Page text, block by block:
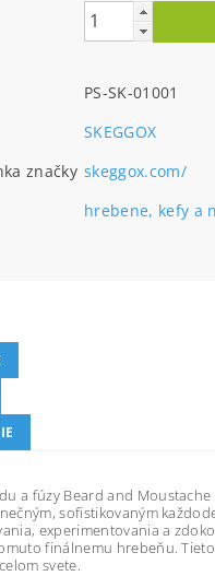
PS-SK-01001
SKEGGOX
značky skeggox.com/
hrebene, kefy a
a fúzy Beard and Moustache
sofistikovaným
experimentovania a
finálnemu hrebeňu.
svete.